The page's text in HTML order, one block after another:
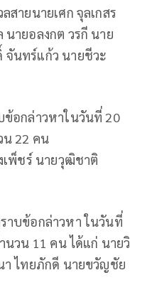
ายนายเศก จุลเกสร
นายอลงกต วรกี นาย
นทร์แก้ว นายชีวะ
ข้อกล่าวหาในวันที่ 20
น 22 คน
เพ็ชร์ นายวุฒิชาติ
าบข้อกล่าวหา ในวันที่
นวน 11 คน ได้แก่ นายวิ
ไทยภักดี นายขวัญชัย